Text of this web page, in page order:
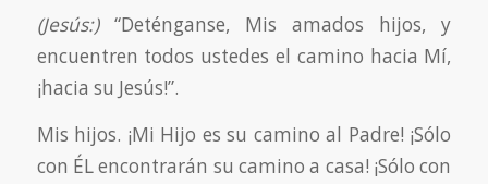
(Jesús:)“Deténganse, Mis amados hijos, y
encuentren todos ustedes el camino hacia Mí,
¡hacia su Jesús!”.
Mis hijos. ¡Mi Hijo es su camino al Padre! ¡Sólo
con ÉL encontrarán su camino a casa! ¡Sólo con